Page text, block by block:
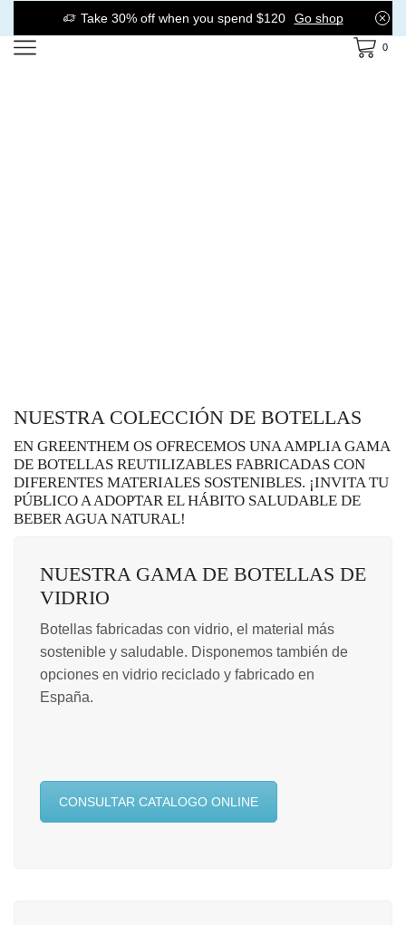
Take 30% off when you spend $120 Go shop
0
NUESTRA COLECCIÓN DE BOTELLAS
EN GREENTHEM OS OFRECEMOS UNA AMPLIA GAMA
DE BOTELLAS REUTILIZABLES FABRICADAS CON
DIFERENTES MATERIALES SOSTENIBLES. ¡INVITA TU
PÚBLICO A ADOPTAR EL HÁBITO SALUDABLE DE
BEBER AGUA NATURAL!
NUESTRA GAMA DE BOTELLAS DE
VIDRIO
Botellas fabricadas con vidrio, el material más
sostenible y saludable. Disponemos también de
opciones en vidrio reciclado y fabricado en
España.
CONSULTAR CATALOGO ONLINE